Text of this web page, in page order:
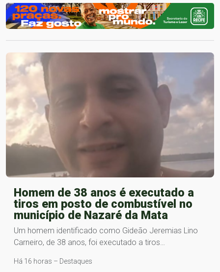
Homem de 38 anos é executado a
tiros em posto de combustível no
município de Nazaré da Mata
Um homem identificado como Gideão Jeremias Lino
Carneiro, de 38 anos, foi executado a tiros…
Há 16 horas – Destaques